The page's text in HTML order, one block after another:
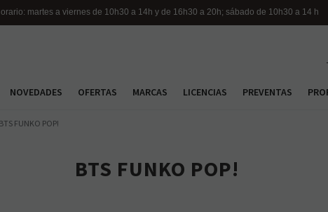
martes a viernes de 10h30 a 14h y de 16h30 a 20h; sábado de 10h30 a 14 h
NOVEDADES OFERTAS MARCAS LICENCIAS PREVENTAS
FUNKO POP!
BTS FUNKO POP!